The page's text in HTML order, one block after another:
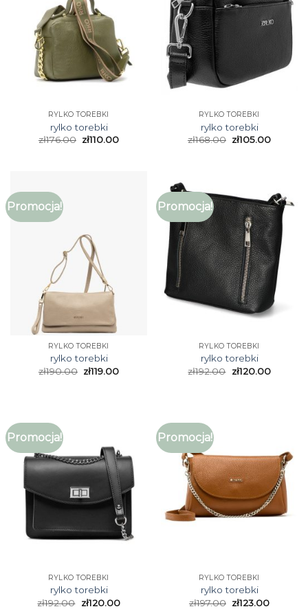
RYLKO TOREBKI
rylko torebki
zł176.00 zł110.00
RYLKO TOREBKI
rylko torebki
zł168.00 zł105.00
Promocja!
RYLKO TOREBKI
rylko torebki
zł190.00 zł119.00
Promocja!
RYLKO TOREBKI
rylko torebki
zł192.00 zł120.00
Promocja!
RYLKO TOREBKI
rylko torebki
zł192.00 zł120.00
Promocja!
RYLKO TOREBKI
rylko torebki
zł197.00 zł123.00